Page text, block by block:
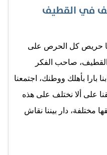
عليها في “شنطة”
تكفى يا وجه الخير.. لا
أبها: تأخذني الآن إلى…
في القطيف
حريص كل الحرص على
صاحب الفكر
بارا بأهلك ووطنك، اجتمعنا
على ألا نختلف على هذه
مختلفة، دار بيننا نقاش